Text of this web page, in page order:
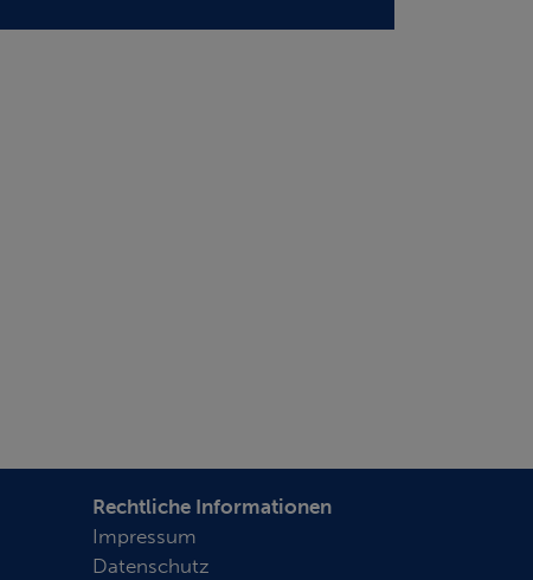
Rechtliche Informationen
Impressum
Datenschutz